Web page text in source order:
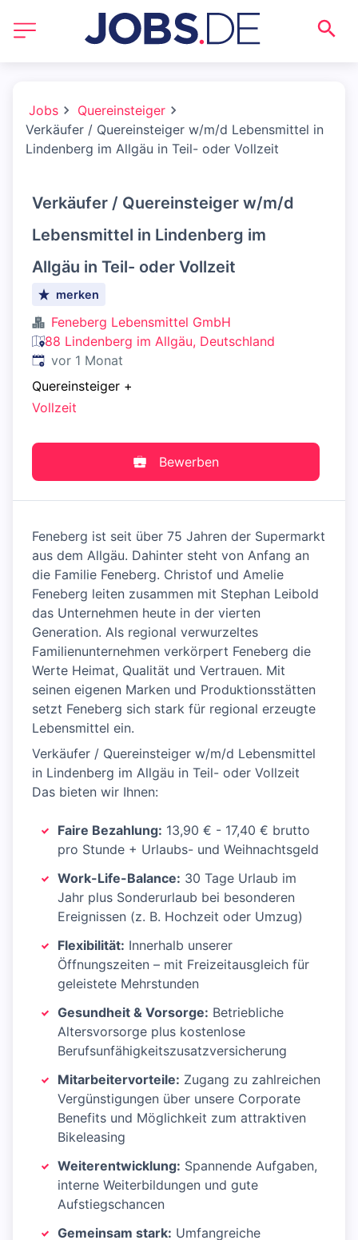
Jobs
Quereinsteiger
Verkäufer / Quereinsteiger w/m/d Lebensmittel in
Lindenberg im Allgäu in Teil- oder Vollzeit
Verkäufer / Quereinsteiger w/m/d
Lebensmittel in Lindenberg im
Allgäu in Teil- oder Vollzeit
merken
Feneberg Lebensmittel GmbH
88 Lindenberg im Allgäu, Deutschland
Veröffentlicht:
vor 1 Monat
Quereinsteiger +
Vollzeit
Bewerben
Feneberg ist seit über 75 Jahren der Supermarkt
aus dem Allgäu. Dahinter steht von Anfang an
die Familie Feneberg. Christof und Amelie
Feneberg leiten zusammen mit Stephan Leibold
das Unternehmen heute in der vierten
Generation. Als regional verwurzeltes
Familienunternehmen verkörpert Feneberg die
Werte Heimat, Qualität und Vertrauen. Mit
seinen eigenen Marken und Produktionsstätten
setzt Feneberg sich stark für regional erzeugte
Lebensmittel ein.
Verkäufer / Quereinsteiger w/m/d Lebensmittel
in Lindenberg im Allgäu in Teil- oder Vollzeit
Das bieten wir Ihnen:
Faire Bezahlung: 13,90 € - 17,40 € brutto
pro Stunde + Urlaubs- und Weihnachtsgeld
Work-Life-Balance: 30 Tage Urlaub im
Jahr plus Sonderurlaub bei besonderen
Ereignissen (z. B. Hochzeit oder Umzug)
Flexibilität: Innerhalb unserer
Öffnungszeiten – mit Freizeitausgleich für
geleistete Mehrstunden
Gesundheit & Vorsorge: Betriebliche
Altersvorsorge plus kostenlose
Berufsunfähigkeitszusatzversicherung
Mitarbeitervorteile: Zugang zu zahlreichen
Vergünstigungen über unsere Corporate
Benefits und Möglichkeit zum attraktiven
Bikeleasing
Weiterentwicklung: Spannende Aufgaben,
interne Weiterbildungen und gute
Aufstiegschancen
Gemeinsam stark: Umfangreiche